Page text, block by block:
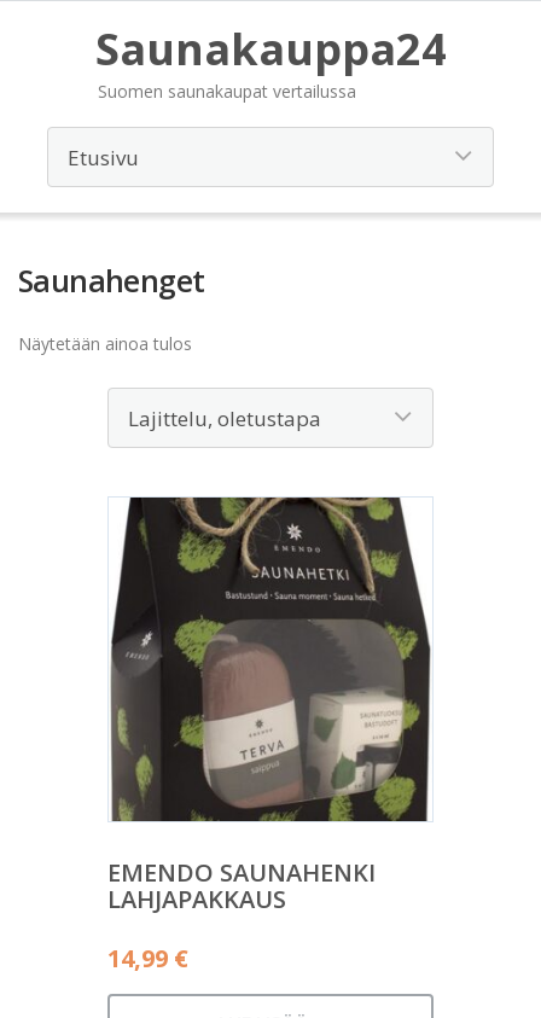
Saunakauppa24
Suomen saunakaupat vertailussa
Saunahenget
Näytetään ainoa tulos
EMENDO SAUNAHENKI
LAHJAPAKKAUS
14,99 €